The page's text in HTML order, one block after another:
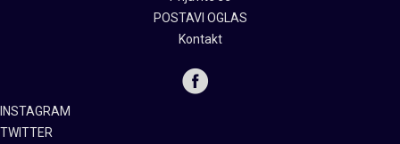
POSTAVI OGLAS
Kontakt
INSTAGRAM
TWITTER